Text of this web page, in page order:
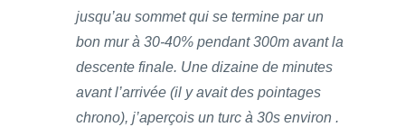
jusqu’au sommet qui se termine par un
bon mur à 30-40% pendant 300m avant la
descente finale. Une dizaine de minutes
avant l’arrivée (il y avait des pointages
chrono), j’aperçois un turc à 30s environ .